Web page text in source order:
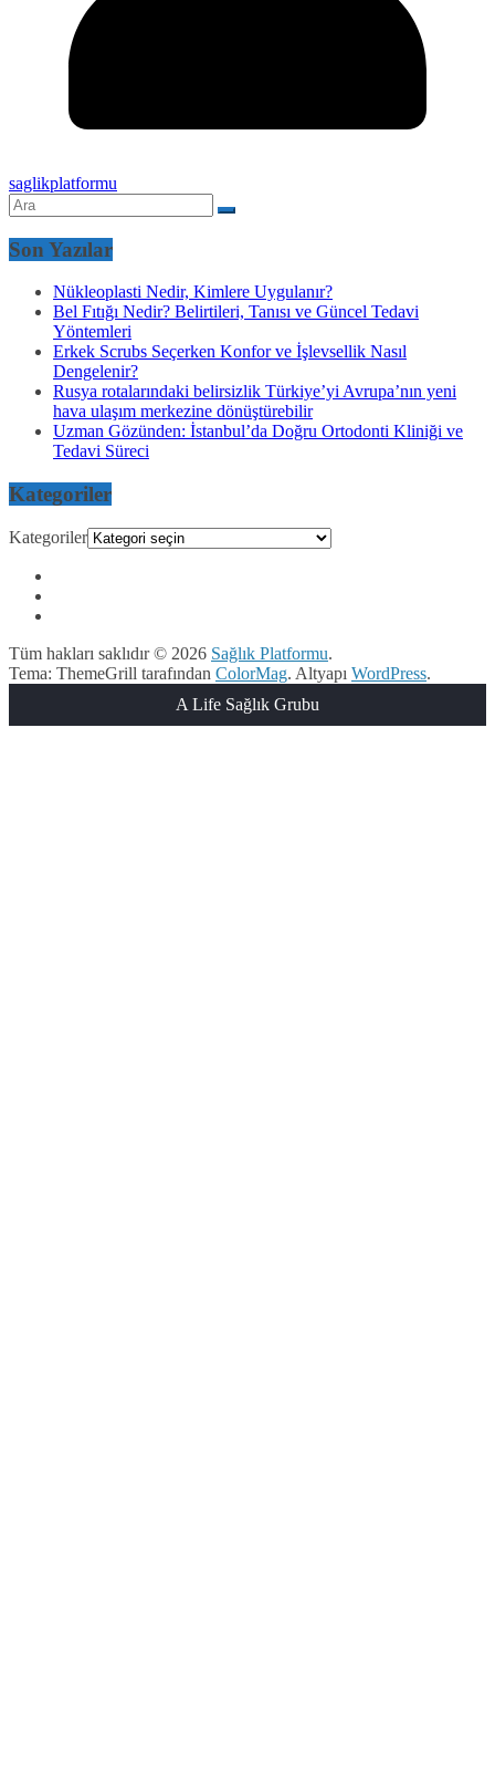
saglikplatformu
Son Yazılar
Nükleoplasti Nedir, Kimlere Uygulanır?
Bel Fıtığı Nedir? Belirtileri, Tanısı ve Güncel Tedavi
Yöntemleri
Erkek Scrubs Seçerken Konfor ve İşlevsellik Nasıl
Dengelenir?
Rusya rotalarındaki belirsizlik Türkiye’yi Avrupa’nın yeni
hava ulaşım merkezine dönüştürebilir
Uzman Gözünden: İstanbul’da Doğru Ortodonti Kliniği ve
Tedavi Süreci
Kategoriler
Kategoriler
Tüm hakları saklıdır © 2026 Sağlık Platformu.
Tema: ThemeGrill tarafından ColorMag. Altyapı WordPress.
A Life Sağlık Grubu